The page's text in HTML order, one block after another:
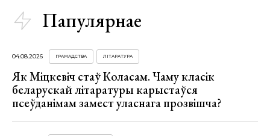
Папулярнае
04.08.2026 ГРАМАДСТВА ЛІТАРАТУРА
Як Міцкевіч стаў Коласам. Чаму класік
беларускай літаратуры карыстаўся
псеўданімам замест уласнага прозвішча?